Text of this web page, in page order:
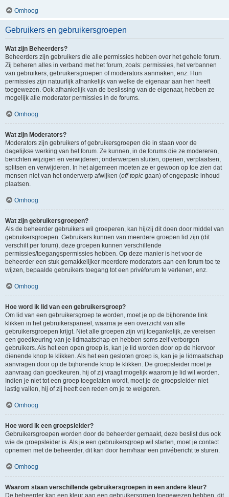
Omhoog
Gebruikers en gebruikersgroepen
Wat zijn Beheerders?
Beheerders zijn gebruikers die alle permissies hebben over het gehele forum.
Zij beheren alles in verband met het forum, zoals: permissies, het verbannen
van gebruikers, gebruikersgroepen of moderators aanmaken, enz. Hun
permissies zijn natuurlijk afhankelijk van welke de eigenaar aan hen heeft
toegewezen. Ook afhankelijk van de beslissing van de eigenaar, hebben ze
mogelijk alle moderator permissies in de forums.
Omhoog
Wat zijn Moderators?
Moderators zijn gebruikers of gebruikersgroepen die in staan voor de
dagelijkse werking van het forum. Ze kunnen, in de forums die ze modereren,
berichten wijzigen en verwijderen; onderwerpen sluiten, openen, verplaatsen,
splitsen en verwijderen. In het algemeen moeten ze er gewoon op toe zien dat
mensen niet van het onderwerp afwijken (off-topic gaan) of ongepaste inhoud
plaatsen.
Omhoog
Wat zijn gebruikersgroepen?
Als de beheerder gebruikers wil groeperen, kan hij/zij dit doen door middel van
gebruikersgroepen. Gebruikers kunnen van meerdere groepen lid zijn (dit
verschilt per forum), deze groepen kunnen verschillende
permissies/toegangspermissies hebben. Op deze manier is het voor de
beheerder een stuk gemakkelijker meerdere moderators aan een forum toe te
wijzen, bepaalde gebruikers toegang tot een privéforum te verlenen, enz.
Omhoog
Hoe word ik lid van een gebruikersgroep?
Om lid van een gebruikersgroep te worden, moet je op de bijhorende link
klikken in het gebruikerspaneel, waarna je een overzicht van alle
gebruikersgroepen krijgt. Niet alle groepen zijn vrij toegankelijk, ze vereisen
een goedkeuring van je lidmaatschap en hebben soms zelf verborgen
gebruikers. Als het een open groep is, kan je lid worden door op de hiervoor
dienende knop te klikken. Als het een gesloten groep is, kan je je lidmaatschap
aanvragen door op de bijhorende knop te klikken. De groepsleider moet je
aanvraag dan goedkeuren, hij of zij vraagt mogelijk waarom je lid wil worden.
Indien je niet tot een groep toegelaten wordt, moet je de groepsleider niet
lastig vallen, hij of zij heeft een reden om je te weigeren.
Omhoog
Hoe word ik een groepsleider?
Gebruikersgroepen worden door de beheerder gemaakt, deze beslist dus ook
wie de groepsleider is. Als je een gebruikersgroep wil starten, moet je contact
opnemen met de beheerder, dit kan door hem/haar een privébericht te sturen.
Omhoog
Waarom staan verschillende gebruikersgroepen in een andere kleur?
De beheerder kan een kleur aan een gebruikersgroep toegewezen hebben, dit